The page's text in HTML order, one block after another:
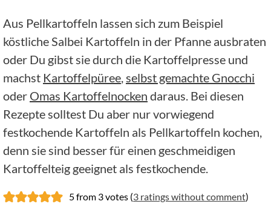
Aus Pellkartoffeln lassen sich zum Beispiel
köstliche Salbei Kartoffeln in der Pfanne ausbraten
oder Du gibst sie durch die Kartoffelpresse und
machst Kartoffelpüree selbst gemachte Gnocchi
oder Omas Kartoffelnocken daraus. Bei diesen
Rezepte solltest Du aber nur vorwiegend
festkochende Kartoffeln als Pellkartoffeln kochen,
denn sie sind besser für einen geschmeidigen
Kartoffelteig geeignet als festkochende.
5 from 3 votes (3 ratings without comment)